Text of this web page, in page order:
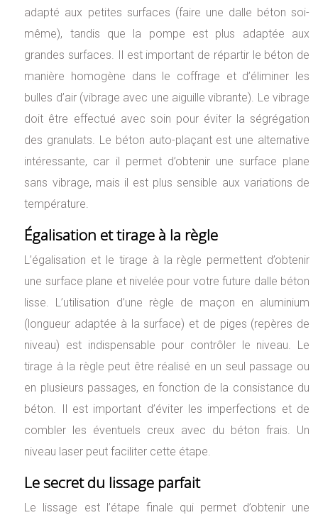
adapté aux petites surfaces (faire une dalle béton soi-
même), tandis que la pompe est plus adaptée aux
grandes surfaces. Il est important de répartir le béton de
manière homogène dans le coffrage et d’éliminer les
bulles d’air (vibrage avec une aiguille vibrante). Le vibrage
doit être effectué avec soin pour éviter la ségrégation
des granulats. Le béton auto-plaçant est une alternative
intéressante, car il permet d’obtenir une surface plane
sans vibrage, mais il est plus sensible aux variations de
température.
Égalisation et tirage à la règle
L’égalisation et le tirage à la règle permettent d’obtenir
une surface plane et nivelée pour votre future dalle béton
lisse. L’utilisation d’une règle de maçon en aluminium
(longueur adaptée à la surface) et de piges (repères de
niveau) est indispensable pour contrôler le niveau. Le
tirage à la règle peut être réalisé en un seul passage ou
en plusieurs passages, en fonction de la consistance du
béton. Il est important d’éviter les imperfections et de
combler les éventuels creux avec du béton frais. Un
niveau laser peut faciliter cette étape.
Le secret du lissage parfait
Le lissage est l’étape finale qui permet d’obtenir une